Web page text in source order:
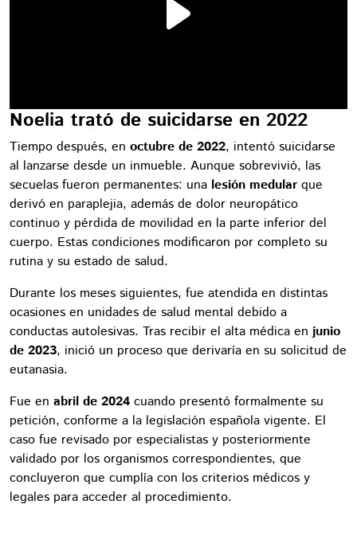
Noelia trató de suicidarse en 2022
Tiempo después, en octubre de 2022, intentó suicidarse
al lanzarse desde un inmueble. Aunque sobrevivió, las
secuelas fueron permanentes: una lesión medular que
derivó en paraplejia, además de dolor neuropático
continuo y pérdida de movilidad en la parte inferior del
cuerpo. Estas condiciones modificaron por completo su
rutina y su estado de salud.
Durante los meses siguientes, fue atendida en distintas
ocasiones en unidades de salud mental debido a
conductas autolesivas. Tras recibir el alta médica en junio
de 2023, inició un proceso que derivaría en su solicitud de
eutanasia.
Fue en abril de 2024 cuando presentó formalmente su
petición, conforme a la legislación española vigente. El
caso fue revisado por especialistas y posteriormente
validado por los organismos correspondientes, que
concluyeron que cumplía con los criterios médicos y
legales para acceder al procedimiento.